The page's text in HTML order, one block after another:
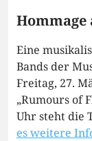
Hommage
Eine
Bands der
Freitag, 27.
„Rumours of
Uhr steht die
es weitere